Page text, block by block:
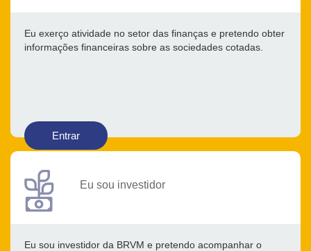
Eu exerço atividade no setor das finanças e pretendo obter
informações financeiras sobre as sociedades cotadas.
Entrar
Eu sou investidor
Eu sou investidor da BRVM e pretendo acompanhar o